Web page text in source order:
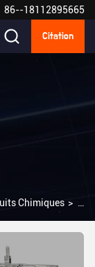
86--18112895665
Citation
Chimiques >